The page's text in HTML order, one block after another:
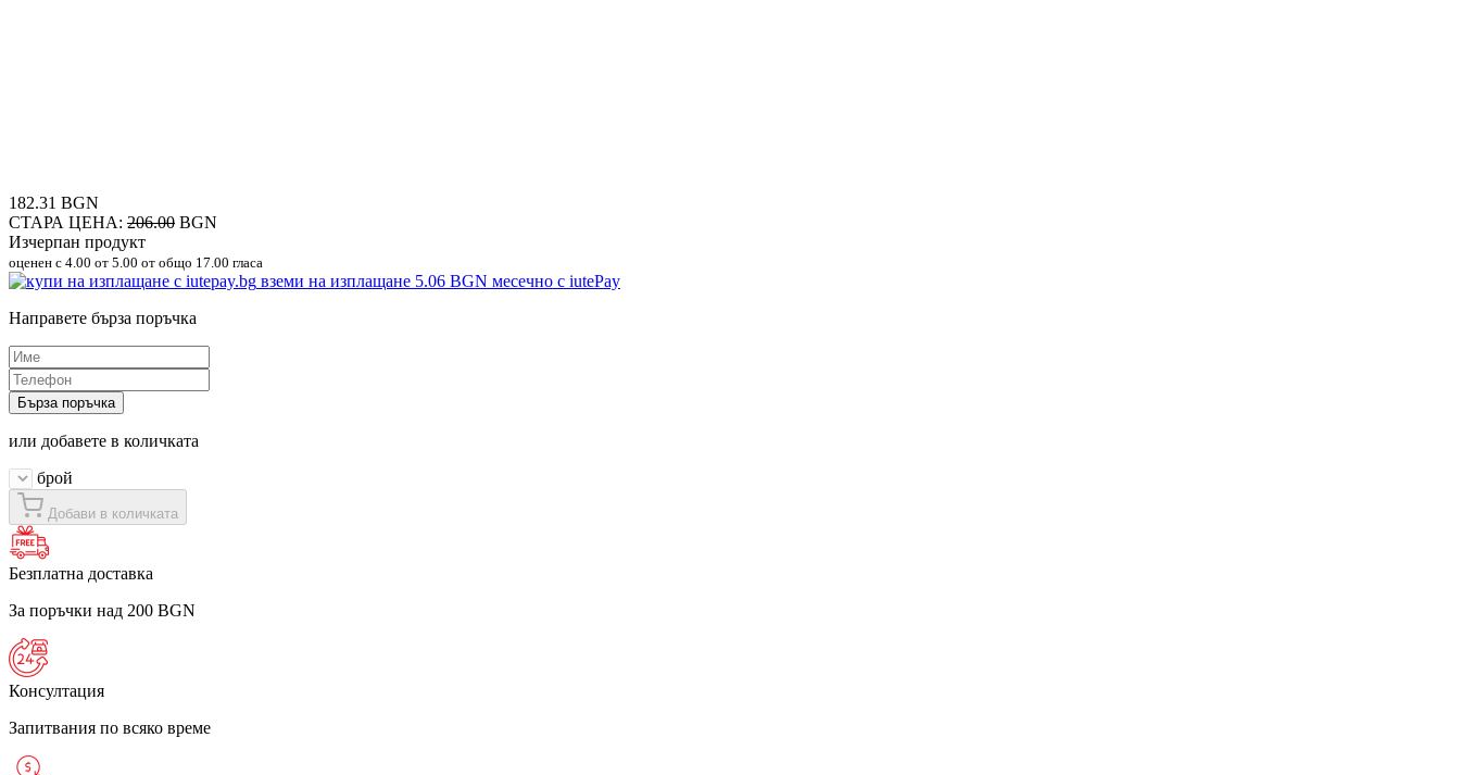
182.31 BGN
СТАРА ЦЕНА: 206.00 BGN
Изчерпан продукт
оценен с 4.00 от 5.00 от общо 17.00 гласа
вземи на изплащане 5.06 BGN месечно с iutePay
Направете бърза поръчка
Бърза поръчка
или добавете в количката
брой
Добави в количката
Безплатна доставка
За поръчки над 200 BGN
Консултация
Запитвания по всяко време